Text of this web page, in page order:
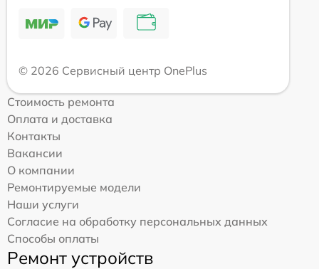
© 2026 Сервисный центр OnePlus
Стоимость ремонта
Оплата и доставка
Контакты
Вакансии
О компании
Ремонтируемые модели
Наши услуги
Согласие на обработку персональных данных
Способы оплаты
Ремонт устройств